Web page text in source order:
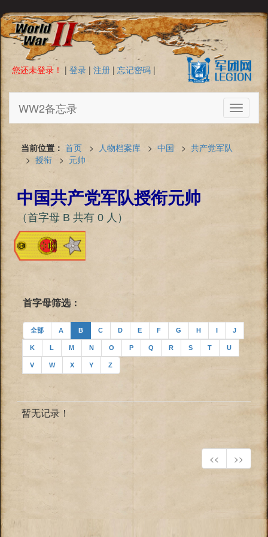
您还未登录！ | 登录 | 注册 | 忘记密码 |
Toggle
WW2备忘录
当前位置： 首页 > 人物档案库 > 中国 > 共产党军队
> 授衔 > 元帅
中国共产党军队授衔元帅
（首字母 B 共有 0 人）
首字母筛选：
全部 A B C D E F G H I J
K L M N O P Q R S T U
V W X Y Z
暂无记录！
<< >>